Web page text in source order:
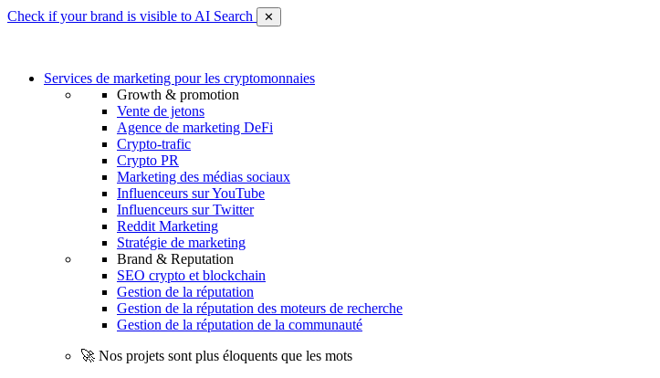
Check if your brand is visible to AI Search ✕
Services de marketing pour les cryptomonnaies
Growth & promotion
Vente de jetons
Agence de marketing DeFi
Crypto-trafic
Crypto PR
Marketing des médias sociaux
Influenceurs sur YouTube
Influenceurs sur Twitter
Reddit Marketing
Stratégie de marketing
Brand & Reputation
SEO crypto et blockchain
Gestion de la réputation
Gestion de la réputation des moteurs de recherche
Gestion de la réputation de la communauté
🚀 Nos projets sont plus éloquents que les mots